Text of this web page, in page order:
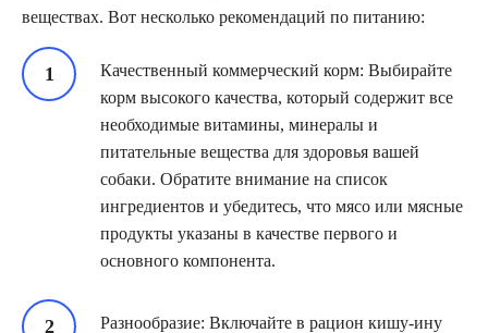
веществах. Вот несколько рекомендаций по питанию:
Качественный коммерческий корм: Выбирайте
корм высокого качества, который содержит все
необходимые витамины, минералы и
питательные вещества для здоровья вашей
собаки. Обратите внимание на список
ингредиентов и убедитесь, что мясо или мясные
продукты указаны в качестве первого и
основного компонента.
Разнообразие: Включайте в рацион кишу-ину